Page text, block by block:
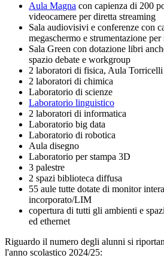
Aula Magna con capienza di 200
videocamere per diretta streaming
Sala audiovisivi e conferenze con
megaschermo e strumentazione
Sala Green con dotazione libri
spazio debate e workgroup
2 laboratori di fisica, Aula
2 laboratori di chimica
Laboratorio di scienze
Laboratorio linguistico
2 laboratori di informatica
Laboratorio big data
Laboratorio di robotica
Aula disegno
Laboratorio per stampa 3D
3 palestre
2 spazi biblioteca diffusa
55 aule tutte dotate di monitor
incorporato/LIM
copertura di tutti gli ambienti e
ed ethernet
Riguardo il numero degli alunni si
l'anno scolastico 2024/25: